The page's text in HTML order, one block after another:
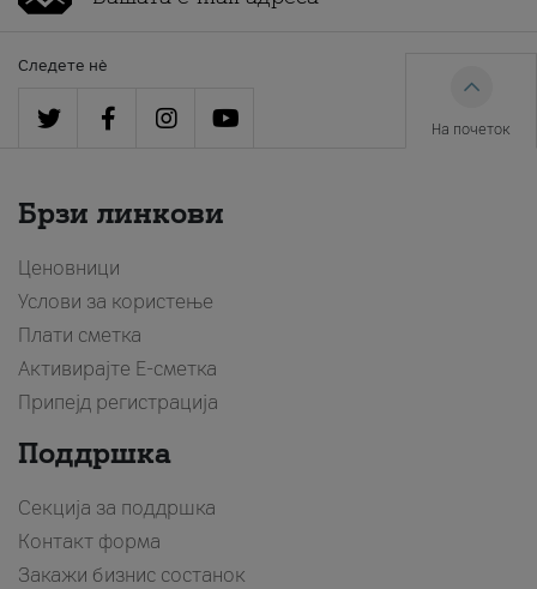
Следете нè
На почеток
Брзи линкови
Ценовници
Услови за користење
Плати сметка
Активирајте Е-сметка
Припејд регистрација
Поддршка
Секција за поддршка
Контакт форма
Закажи бизнис состанок